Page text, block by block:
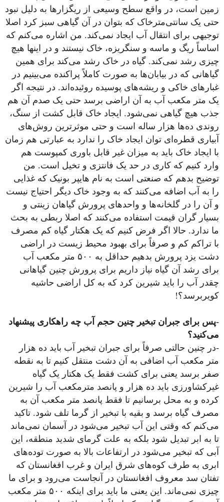
زمین است، در واقع سطح وسیعی از ریگزار‌ها به دلیل نبود
حتی یک سانتی‌مترخاک که بتوان در آن گیاهی سبز کرد اصلا
توجیهی برای انتقال آب ایجاد نمی‌کند. من اشاره می‌کنم که
اساساً ریگ و ماسه و سنگریزه، خاک نیستند و در اینها هیچ
چیزی رشد نمی‌کند. گیاه در خاک رشد می‌کند برای همین
گیاهانی که در بیابان‌ها به صورت کاملاً پراکنده می‌بینیم در
غبارهای خاکی و ریشه‌های پوسیده روئیده‌اند. در نتیجه اگر
یک متر مکعب آب به آن اراضی برسد حتی یک صدم آن هم
جذب هیچ گیاهی نمی‌شود. ایجاد خاک قابل کشت از سنگ،
روندی ده‌ها هزار ساله است و حتی موثر‌ترین روش‌های
آبیاری قطره‌ای توان ایجاد خاک را ندارد به عبارتی هم زمان
با ایجاد خاک باید به میزان غیر قابل باوری کمپوست هم
وارد کنیم که کاری در حد یک فانتزی و تخیل است. من
توضیح بدهم که صنعتی است به نام هایپر بونیک که غذایی
را به آب اضافه می‌کنند که به وجود خاک دیگر احتیاج نیست
و آن را در گلخانه‌ها و واحدهای پرورش گیاهان زینتی و
بسیار گران قیمت استفاده می‌کنند که اصلا ربطی به بحث
ما ندارد. حالا اگر فرض کنیم که یک هکتار گیاه کم مصرف
با تراکم کم و صرفاً برای بهبود محیط زیست در اراضی
دشت یزد پرورش بدهیم حداقل به ۵۰۰ متر مکعب آب
برای رشد آن گیاه نیاز داریم برای پرورش چنین گیاهانی
چقدر آب را باید شیرین کرد که به کل اراضی حاشیه
کویربرسد؟!
-پس برای جبران تبخیر چنین حجم آب چه راهکاری پیشنهاد
می‌کنید؟
-در چنین حالتی صرفاً برای جبران تبخیر آب باید ده هزار
متر مکعب آب اضافی به آن دشت منتقل کنیم تا به نقطه
صفر برسد یعنی برای کشت فقط یک هکتار یک گیاه
غیرکشاورزی باید ده هزار و پانصد مترمکعب آب را شیرین
کرده و به محل برسانیم تا فقط پانصد متر مکعب آن به
مصرف گیاه برسد و بقیه با تبخیر از گرما تلف شود. تاکید
می‌کنم که وقتی این آب تبخیر می‌شود در آسمان نمی‌ماند
تا به ابر تبدیل شود بلکه به علت گرمای شدید منطقه، این
آبی که تبخیر می‌شود در ارتفاعات بالا به صورت توده‌های
ابری به طرف کوه‌های شرق ایران و غرب افغانستان که
تفتان سد معروف افغانستان در آنجاست می‌رود و برای ما
چیزی نمی‌ماند. این یعنی ما باید برای اینکه ۵۰۰ متر مکعب